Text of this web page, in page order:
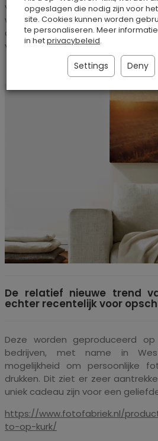
voor bier en andere dranken
worden ook door verschillende
om de naamsbekendheid
vergroten.
De relatief nieuwe trend
echter recentelijk voor
Deze worden geproduceerd op
bedrijven, met name in
mogelijkheid om persoonlijke
drukken. Dit ziet er zeer
uniek cadeau zijn voor een
https://www.fotofabriek.nl/
to-op-kurk/
opgeslagen die nodig zijn voor
site. Cookies kunnen worden
te personaliseren. Meer
in hetprivacybeleid.
Settings Deny